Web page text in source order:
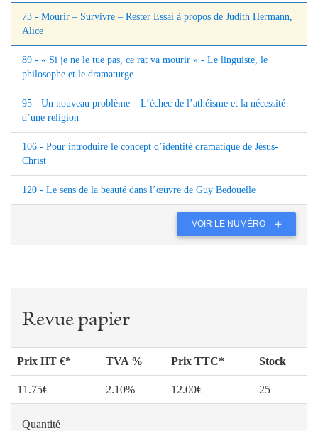
73 - Mourir – Survivre – Rester Essai à propos de Judith Hermann,
Alice
89 - « Si je ne le tue pas, ce rat va mourir » - Le linguiste, le
philosophe et le dramaturge
95 - Un nouveau problème – L’échec de l’athéisme et la nécessité
d’une religion
106 - Pour introduire le concept d’identité dramatique de Jésus-
Christ
120 - Le sens de la beauté dans l’œuvre de Guy Bedouelle
VOIR LE NUMÉRO
Revue papier
Prix HT €* TVA % Prix TTC* Stock
11.75€ 2.10% 12.00€ 25
Quantité